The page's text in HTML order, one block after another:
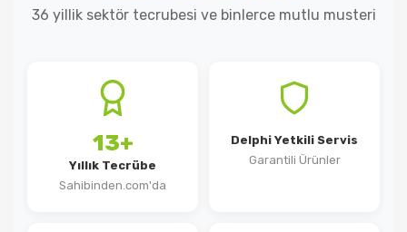
36 yillik sektör tecrubesi ve binlerce mutlu musteri
13+
Yıllık Tecrübe
Sahibinden.com'da
Delphi Yetkili Servis
Garantili Ürünler